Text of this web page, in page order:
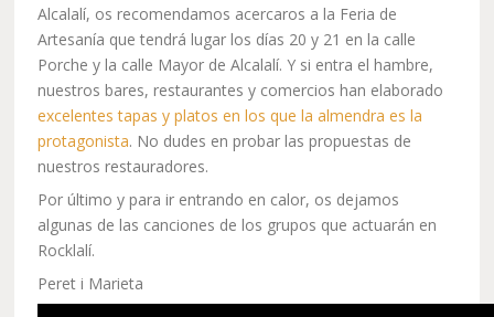
Alcalalí, os recomendamos acercaros a la Feria de
Artesanía que tendrá lugar los días 20 y 21 en la calle
Porche y la calle Mayor de Alcalalí. Y si entra el hambre,
nuestros bares, restaurantes y comercios han elaborado
excelentes tapas y platos en los que la almendra es la
protagonista. No dudes en probar las propuestas de
nuestros restauradores.
Por último y para ir entrando en calor, os dejamos
algunas de las canciones de los grupos que actuarán en
Rocklalí.
Peret i Marieta